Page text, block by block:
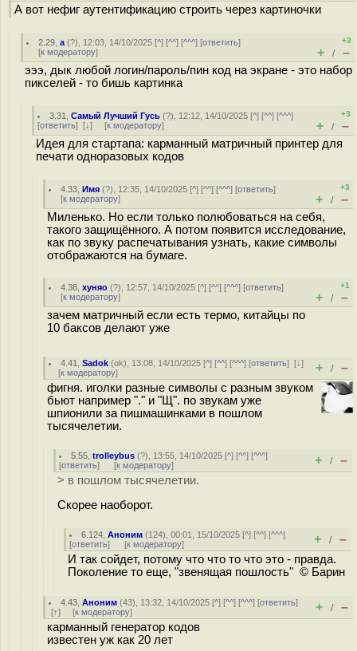
А вот нефиг аутентификацию строить через картиночки
2.29 ,а (?), 12:03, 14/10/2025 [^] [^^] [^^^] [ответить]
[к модератору]
+3
+ / –
эээ, дык любой логин/пароль/пин код на экране - это набор
пикселей - то бишь картинка
3.31 ,Самый Лучший Гусь (?), 12:12, 14/10/2025 [^] [^^] [^^^]
[ответить] [↓] [к модератору]
+3
+ / –
Идея для стартапа: карманный матричный принтер для
печати одноразовых кодов
4.33 ,Имя (?), 12:35, 14/10/2025 [^] [^^] [^^^] [ответить]
[к модератору]
+3
+ / –
Миленько. Но если только полюбоваться на себя,
такого защищённого. А потом появится исследование,
как по звуку распечатывания узнать, какие символы
отображаются на бумаге.
4.38 ,хуняо (?), 12:57, 14/10/2025 [^] [^^] [^^^] [ответить]
[к модератору]
+1
+ / –
зачем матричный если есть термо, китайцы по
10 баксов делают уже
4.41 ,Sadok (ok), 13:08, 14/10/2025 [^] [^^] [^^^] [ответить][↓]
[к модератору] + / –
фигня. иголки разные символы с разным звуком
бьют например "." и "Щ". по звукам уже
шпионили за пишмашинками в пошлом
тысячелетии.
5.55 ,trolleybus (?), 13:55, 14/10/2025 [^] [^^] [^^^]
[ответить] [к модератору] + / –
> в пошлом тысячелетии.
Скорее наоборот.
6.124 ,Аноним (124), 00:01, 15/10/2025 [^] [^^] [^^^]
[ответить] [к модератору] + / –
И так сойдет, потому что что то что это - правда.
Поколение то еще, "звенящая пошлость" © Барин
4.43 ,Аноним (43), 13:32, 14/10/2025 [^] [^^] [^^^] [ответить]
[↑] [к модератору] + / –
карманный генератор кодов
известен уж как 20 лет